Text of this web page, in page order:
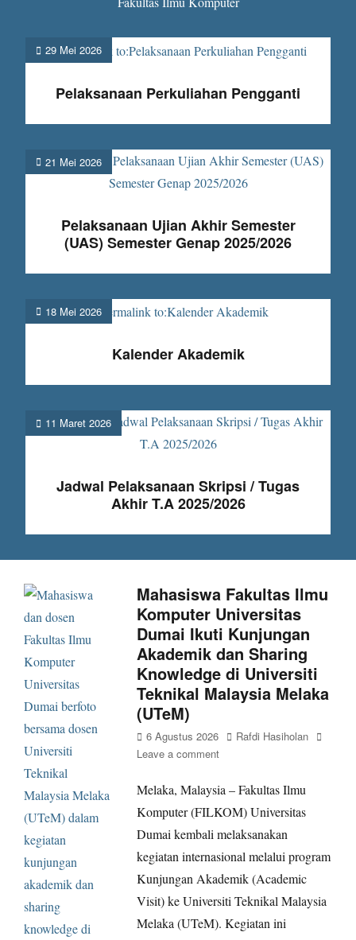
Pelaksanaan Perkuliahan Pengganti
Posted
on
29 Mei 2026
Pelaksanaan Ujian Akhir Semester
(UAS) Semester Genap 2025/2026
Posted
on
21 Mei 2026
Kalender Akademik
Posted
on
18 Mei 2026
Jadwal Pelaksanaan Skripsi / Tugas
Akhir T.A 2025/2026
Posted
on
11 Maret 2026
Mahasiswa Fakultas Ilmu
Komputer Universitas
Dumai Ikuti Kunjungan
Akademik dan Sharing
Knowledge di Universiti
Teknikal Malaysia Melaka
(UTeM)
Posted
on
6 Agustus 2026 Author
Rafdi Hasiholan
Leave a comment
Melaka, Malaysia – Fakultas Ilmu
Komputer (FILKOM) Universitas
Dumai kembali melaksanakan
kegiatan internasional melalui program
Kunjungan Akademik (Academic
Visit) ke Universiti Teknikal Malaysia
Melaka (UTeM). Kegiatan ini